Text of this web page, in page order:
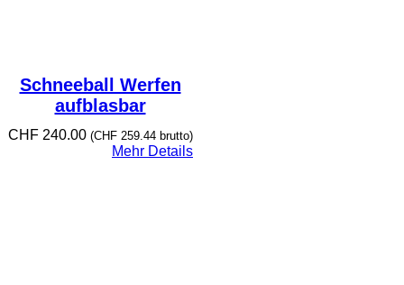
Schneeball Werfen
aufblasbar
CHF240.00 (CHF259.44brutto)
Mehr Details